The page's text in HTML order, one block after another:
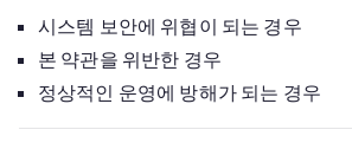
시스템 보안에 위협이 되는 경우
본 약관을 위반한 경우
정상적인 운영에 방해가 되는 경우